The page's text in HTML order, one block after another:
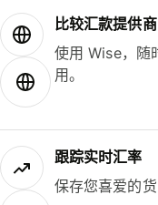
比较汇款提供商
使用 Wise，随
用。
跟踪实时汇率
保存您喜爱的